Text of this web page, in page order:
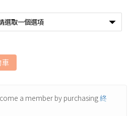
a member by purchasing終